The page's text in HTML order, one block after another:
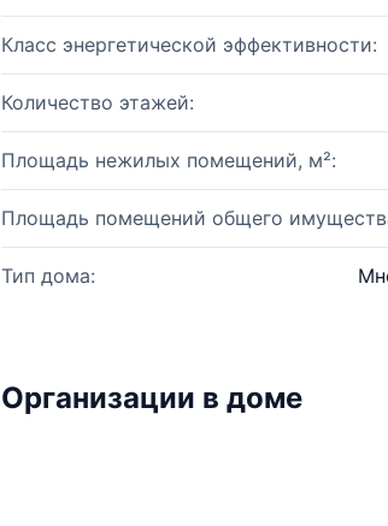
Класс энергетической эффективности:
Количество этажей:
Площадь нежилых помещений, м²:
Площадь помещений общего
Тип дома:
Организации в доме